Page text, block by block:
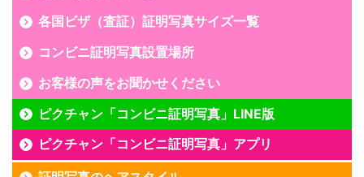
各国ビザ（査証）証明写真サイズ一覧
コンビニ証明写真設置場所
お客様の声をお聞かせください
ピクチャン「コンビニ証明写真」LINE版
ピクチャン「コンビニ証明写真」アプリ